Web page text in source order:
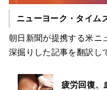
ニューヨーク・タイム
朝日新聞が提携する米ニ
深掘りした記事を翻訳し
疲労回復、